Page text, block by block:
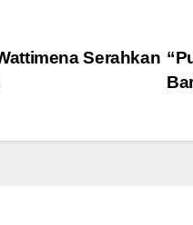
Serahkan